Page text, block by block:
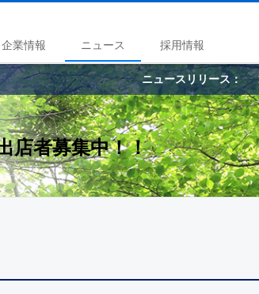
企業情報 ニュース 採用情報
ニュースリリース：
店者募集中！！